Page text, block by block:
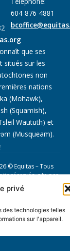
privé
des technologies telles
sur l'appareil.
604-876-4881
que ses
situés sur les
non
nations
(Mohawk),
(Squamish),
Waututh) et
(Musqueam).
© Equitas – Tous
réservés, site par